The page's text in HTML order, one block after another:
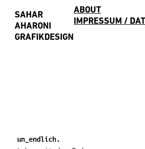
SAHAR
AHARONI
GRAFIKDESIGN
ABOUT
IMPRESSUM /
un_endlich.